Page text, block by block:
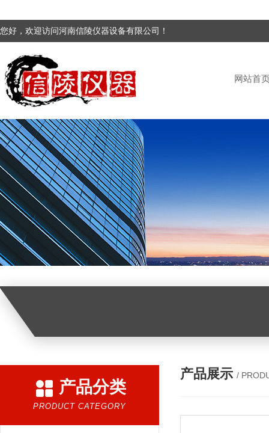
您好，欢迎访问河南信陵仪器设备有限公司！
网站首
产品分类
PRODUCT CATEGORY
产品展示 /